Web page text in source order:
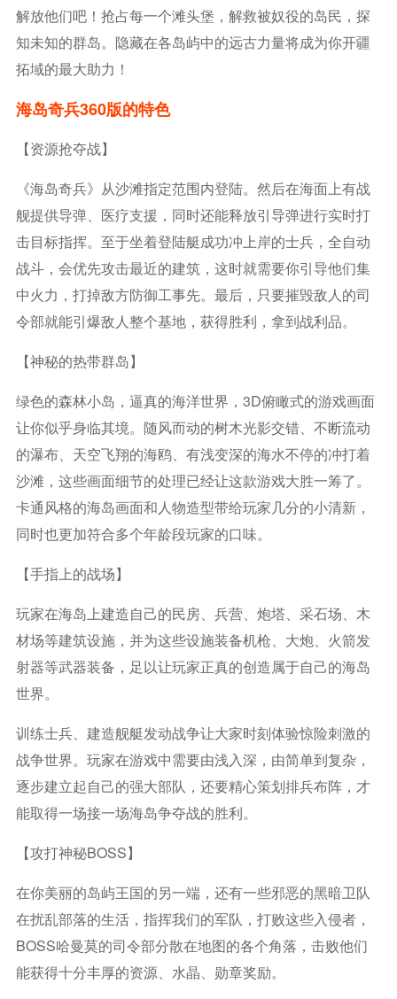
解放他们吧！抢占每一个滩头堡，解救被奴役的岛民，探
知未知的群岛。隐藏在各岛屿中的远古力量将成为你开疆
拓域的最大助力！
海岛奇兵360版的特色
【资源抢夺战】
《海岛奇兵》从沙滩指定范围内登陆。然后在海面上有战
舰提供导弹、医疗支援，同时还能释放引导弹进行实时打
击目标指挥。至于坐着登陆艇成功冲上岸的士兵，全自动
战斗，会优先攻击最近的建筑，这时就需要你引导他们集
中火力，打掉敌方防御工事先。最后，只要摧毁敌人的司
令部就能引爆敌人整个基地，获得胜利，拿到战利品。
【神秘的热带群岛】
绿色的森林小岛，逼真的海洋世界，3D俯瞰式的游戏画面
让你似乎身临其境。随风而动的树木光影交错、不断流动
的瀑布、天空飞翔的海鸥、有浅变深的海水不停的冲打着
沙滩，这些画面细节的处理已经让这款游戏大胜一筹了。
卡通风格的海岛画面和人物造型带给玩家几分的小清新，
同时也更加符合多个年龄段玩家的口味。
【手指上的战场】
玩家在海岛上建造自己的民房、兵营、炮塔、采石场、木
材场等建筑设施，并为这些设施装备机枪、大炮、火箭发
射器等武器装备，足以让玩家正真的创造属于自己的海岛
世界。
训练士兵、建造舰艇发动战争让大家时刻体验惊险刺激的
战争世界。玩家在游戏中需要由浅入深，由简单到复杂，
逐步建立起自己的强大部队，还要精心策划排兵布阵，才
能取得一场接一场海岛争夺战的胜利。
【攻打神秘BOSS】
在你美丽的岛屿王国的另一端，还有一些邪恶的黑暗卫队
在扰乱部落的生活，指挥我们的军队，打败这些入侵者，
BOSS哈曼莫的司令部分散在地图的各个角落，击败他们
能获得十分丰厚的资源、水晶、勋章奖励。